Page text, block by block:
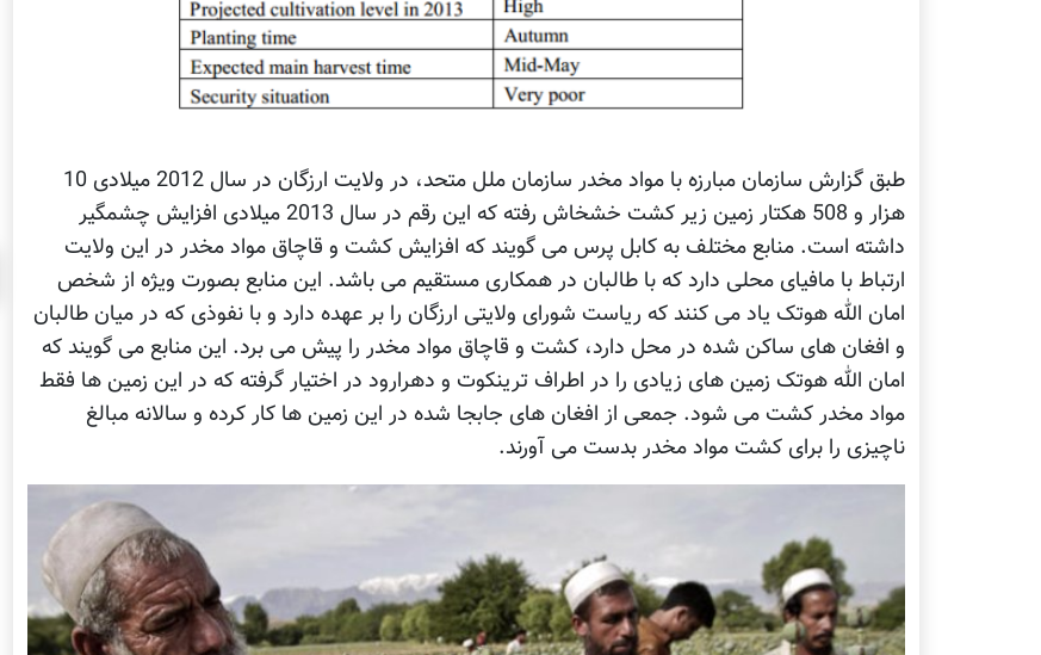
طبق گزارش سازمان مبارزه با مواد مخدر سازمان ملل متحد، در ولایت ارزگان در سال 2012 میلادی 10
هزار و 508 هکتار زمین زیر کشت خشخاش رفته که این رقم در سال 2013 میلادی افزایش چشمگیر
داشته است. منابع مختلف به کابل پرس می گویند که افزایش کشت و قاچاق مواد مخدر در این ولایت
ارتباط با مافیای محلی دارد که با طالبان در همکاری مستقیم می باشد. این منابع بصورت ويژه از شخص
امان الله هوتک یاد می کنند که ریاست شورای ولایتی ارزگان را بر عهده دارد و با نفوذی که در میان طالبان
و افغان های ساکن شده در محل دارد، کشت و قاچاق مواد مخدر را پیش می برد. این منابع می گویند که
امان الله هوتک زمین های زیادی را در اطراف ترینکوت و دهرارود در اختیار گرفته که در این زمین ها فقط
مواد مخدر کشت می شود. جمعی از افغان های جابجا شده در این زمین ها کار کرده و سالانه مبالغ
ناچیزی را برای کشت مواد مخدر بدست می آورند.